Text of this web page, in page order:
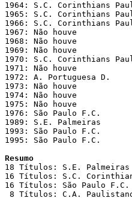
1964: S.C. Corinthians
1965: S.C. Corinthians
1966: S.C. Corinthians
1967: Não houve
1968: Não houve
1969: Não houve
1970: S.C. Corinthians
1971: Não houve
1972: A. Portuguesa D.
1973: Não houve
1974: Não houve
1975: Não houve
1976: São Paulo F.C.
1989: S.E. Palmeiras
1993: São Paulo F.C.
1995: São Paulo F.C.
Resumo
18 Títulos: S.E.
16 Títulos: S.C.
16 Títulos: São Paulo F.C.
8 Títulos: C.A.